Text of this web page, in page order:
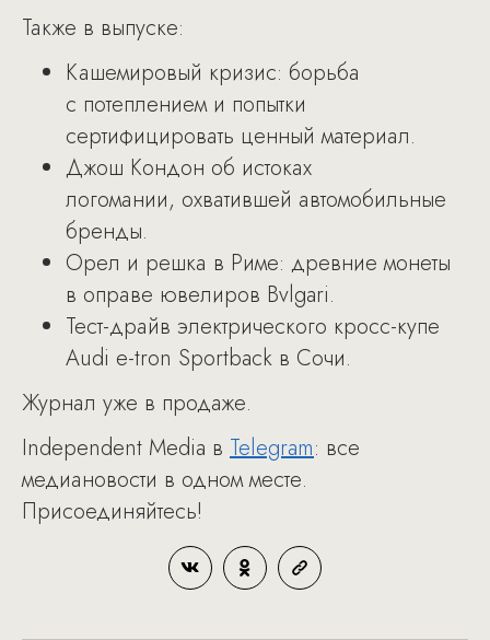
Также в выпуске:
Кашемировый кризис: борьба
с потеплением и попытки
сертифицировать ценный материал.
Джош Кондон об истоках
логомании, охватившей автомобильные
бренды.
Орел и решка в Риме: древние монеты
в оправе ювелиров Bvlgari.
Тест-драйв электрического кросс-купе
Audi e-tron Sportback в Сочи.
Журнал уже в продаже.
Independent Media в Telegram: все
медиановости в одном месте.
Присоединяйтесь!